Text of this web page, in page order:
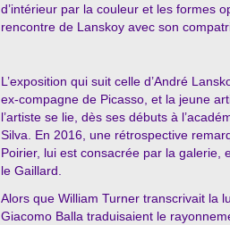
d’intérieur par la couleur et les formes
rencontre de Lanskoy avec son
L’exposition qui suit celle d’André
ex-compagne de Picasso, et la jeune
l’artiste se lie, dès ses débuts à
Silva. En 2016, une rétrospective
Poirier, lui est consacrée par la galerie,
le Gaillard.
Alors que William Turner transcrivait la
Giacomo Balla traduisaient le